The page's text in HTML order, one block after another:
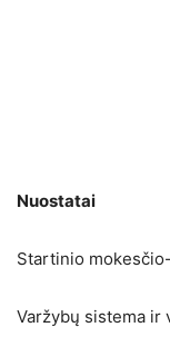
Nuostatai
Startinio
Varžybų sistema ir